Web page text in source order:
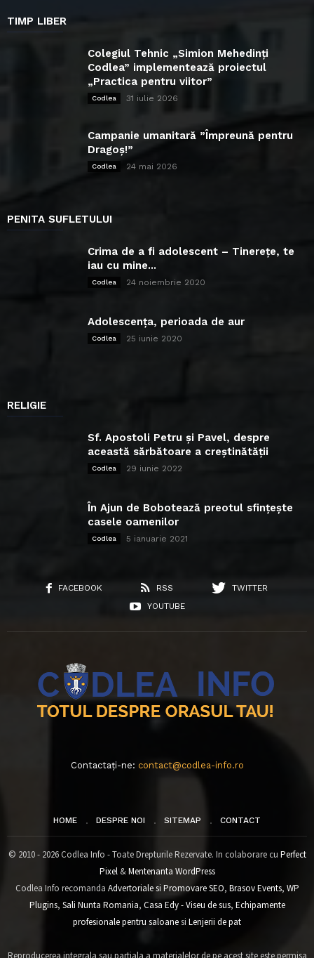
TIMP LIBER
Colegiul Tehnic „Simion Mehedinți
Codlea” implementează proiectul
„Practica pentru viitor”
Codlea 31 iulie 2026
Campanie umanitară ”Împreună pentru
Dragoș!”
Codlea 24 mai 2026
PENITA SUFLETULUI
Crima de a fi adolescent – Tinerețe, te
iau cu mine...
Codlea 24 noiembrie 2020
Adolescența, perioada de aur
Codlea 25 iunie 2020
RELIGIE
Sf. Apostoli Petru și Pavel, despre
această sărbătoare a creștinătății
Codlea 29 iunie 2022
În Ajun de Bobotează preotul sfințește
casele oamenilor
Codlea 5 ianuarie 2021
FACEBOOK RSS
TWITTER
YOUTUBE
Contactați-ne: contact@codlea-info.ro
HOME DESPRE NOI SITEMAP CONTACT
© 2010 - 2026 Codlea Info - Toate Drepturile Rezervate. In colaborare cu Perfect
Pixel&Mentenanta WordPress
Codlea Info recomanda Advertoriale si Promovare SEO, Brasov Events, WP
Plugins, Sali Nunta Romania, Casa Edy - Viseu de sus, Echipamente
profesionale pentru saloanesi Lenjerii de pat